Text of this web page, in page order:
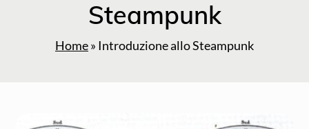
Steampunk
Home» Introduzione allo Steampunk